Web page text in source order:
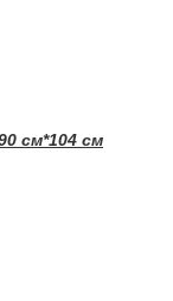
см*104 см